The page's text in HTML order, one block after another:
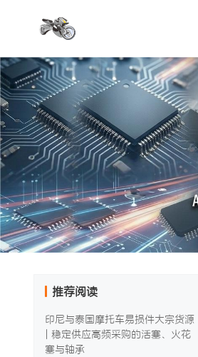
推荐阅读
印尼与泰国摩托车易损件大宗货源
| 稳定供应高频采购的活塞、火花
塞与轴承